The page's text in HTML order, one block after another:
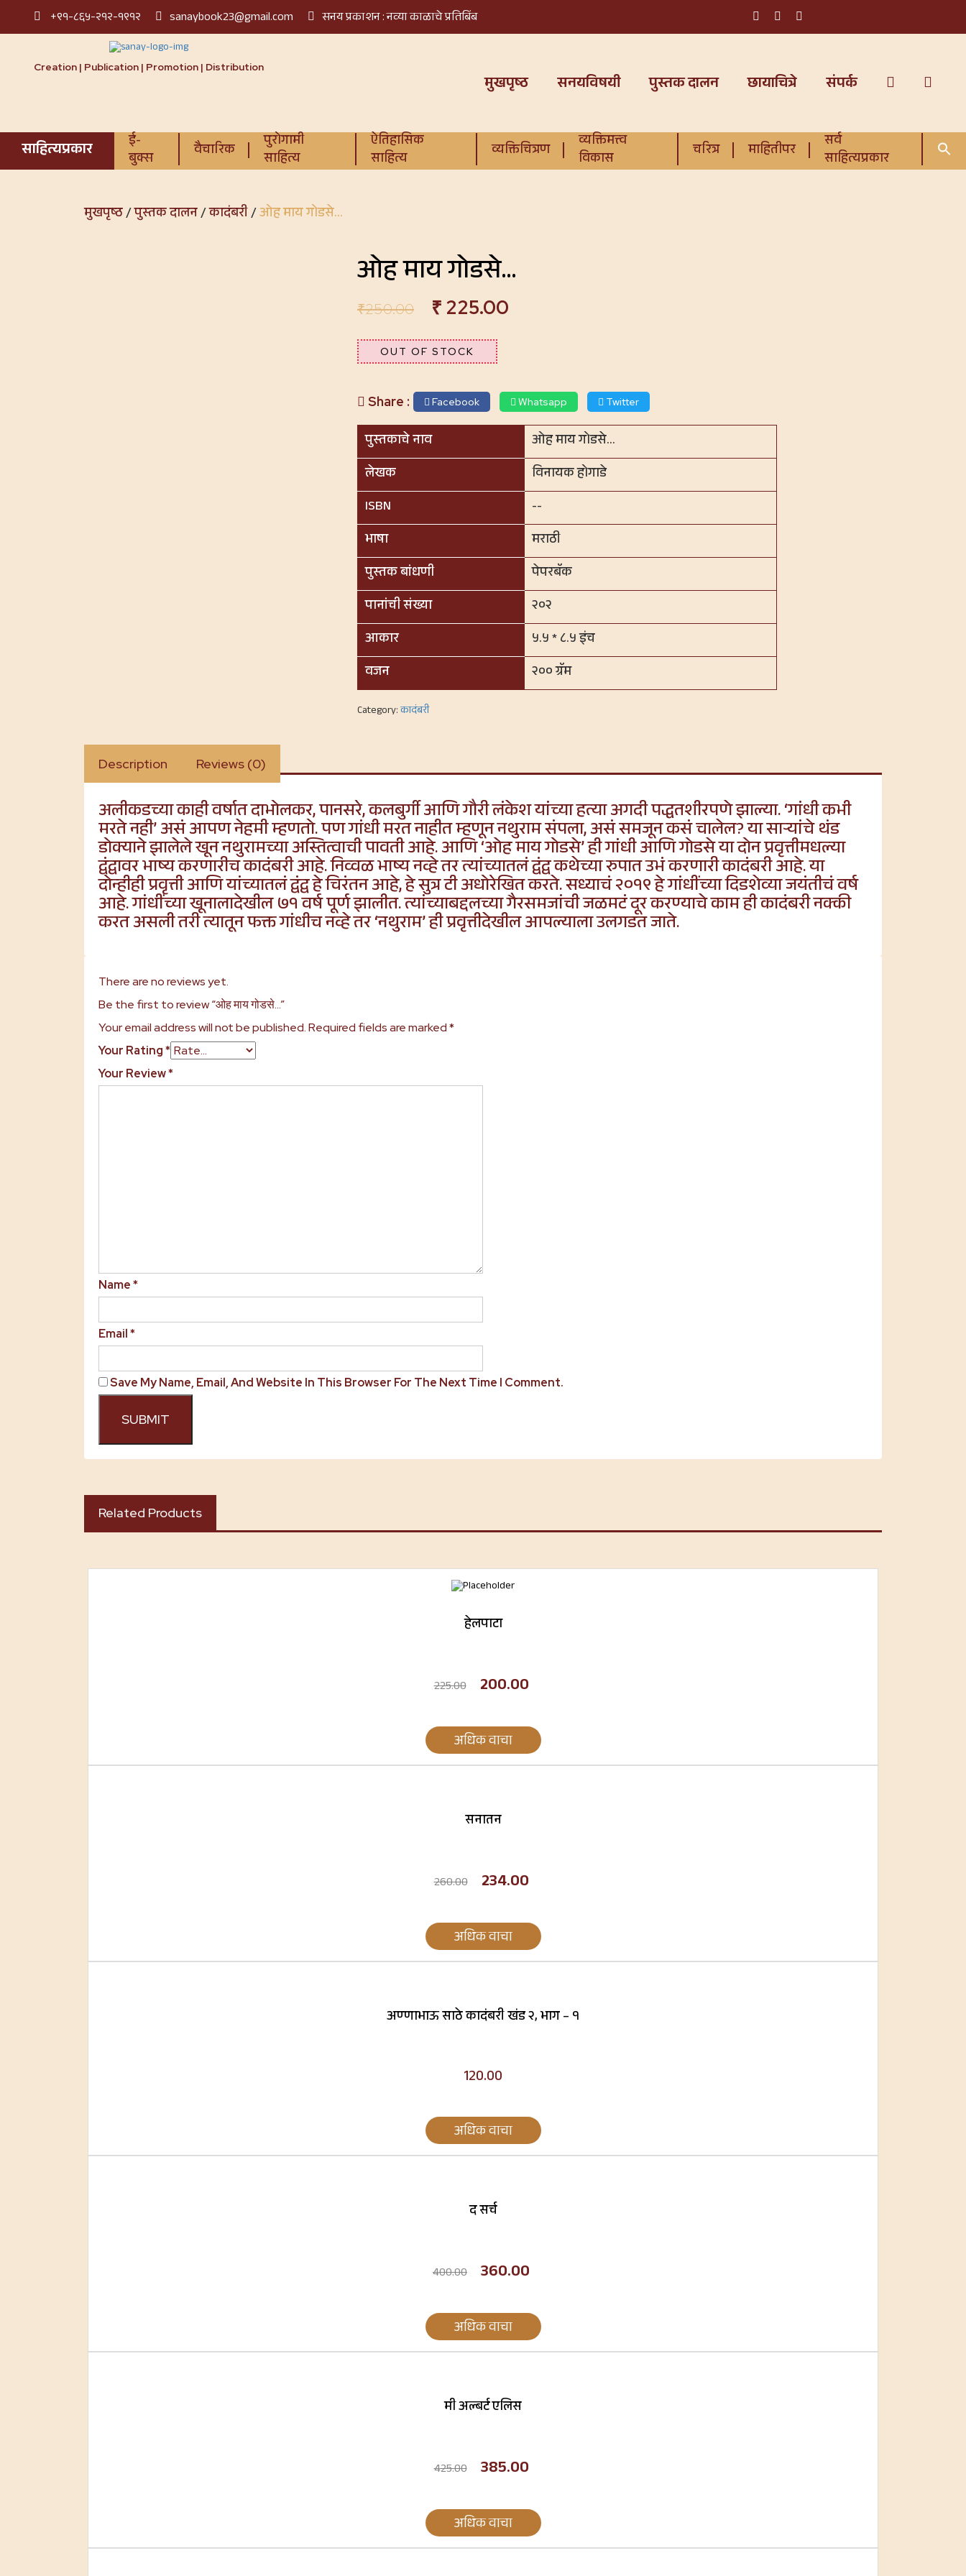
+९१-८६५-२१२-१९१२ sanaybook23@gmail.com सनय प्रकाशन : नव्या काळाचे प्रतिबिंब
Creation | Publication | Promotion | Distribution
मुखपृष्ठ सनयविषयी पुस्तक दालन छायाचित्रे संपर्क
साहित्यप्रकार
ई-
बुक्स
वैचारिक
पुरोगामी
साहित्य
ऐतिहासिक
साहित्य
व्यक्तिचित्रण
व्यक्तिमत्त्व
विकास
चरित्र माहितीपर
सर्व
साहित्यप्रकार
मुखपृष्ठ/पुस्तक दालन/कादंबरी/ओह माय गोडसे…
ओह माय गोडसे…
₹250.00 ₹ 225.00
OUT OF STOCK
Share : Facebook Whatsapp Twitter
पुस्तकाचे नाव
ओह माय गोडसे…
लेखक
विनायक होगाडे
ISBN
--
भाषा
मराठी
पुस्तक बांधणी
पेपरबॅक
पानांची संख्या
२०२
आकार
५.५ * ८.५ इंच
वजन
२०० ग्रॅम
Category:कादंबरी
Description Reviews (0)
अलीकडच्या काही वर्षात दाभोलकर, पानसरे, कलबुर्गी आणि गौरी लंकेश यांच्या हत्या अगदी पद्धतशीरपणे झाल्या. ‘गांधी कभी
मरते नही’ असं आपण नेहमी म्हणतो. पण गांधी मरत नाहीत म्हणून नथुराम संपला, असं समजून कसं चालेल? या साऱ्यांचे थंड
डोक्याने झालेले खून नथुरामच्या अस्तित्वाची पावती आहे. आणि ‘ओह माय गोडसे’ ही गांधी आणि गोडसे या दोन प्रवृत्तीमधल्या
द्वंद्वावर भाष्य करणारीच कादंबरी आहे. निव्वळ भाष्य नव्हे तर त्यांच्यातलं द्वंद्व कथेच्या रुपात उभं करणारी कादंबरी आहे. या
दोन्हीही प्रवृत्ती आणि यांच्यातलं द्वंद्व हे चिरंतन आहे, हे सुत्र टी अधोरेखित करते. सध्याचं २०१९ हे गांधींच्या दिडशेव्या जयंतीचं वर्ष
आहे. गांधींच्या खूनालादेखील ७१ वर्ष पूर्ण झालीत. त्यांच्याबद्दलच्या गैरसमजांची जळमटं दूर करण्याचे काम ही कादंबरी नक्की
करत असली तरी त्यातून फक्त गांधीच नव्हे तर ‘नथुराम’ ही प्रवृत्तीदेखील आपल्याला उलगडत जाते.
There are no reviews yet.
Be the first to review “ओह माय गोडसे…”
Your email address will not be published.Required fields are marked*
Your Rating*
Your Review*
Name*
Email*
Save My Name, Email, And Website In This Browser For The Next Time I Comment.
Related Products
हेलपाटा
225.00 200.00
अधिक वाचा
सनातन
260.00 234.00
अधिक वाचा
अण्णाभाऊ साठे कादंबरी खंड २, भाग – १
120.00
अधिक वाचा
द सर्च
400.00 360.00
अधिक वाचा
मी अल्बर्ट एलिस
425.00 385.00
अधिक वाचा